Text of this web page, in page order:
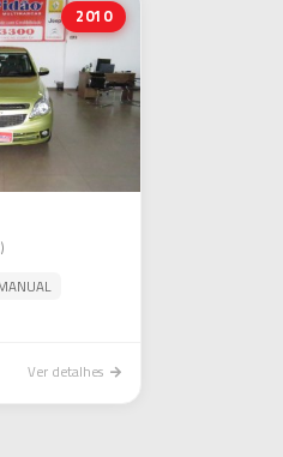
2010
Ver detalhes